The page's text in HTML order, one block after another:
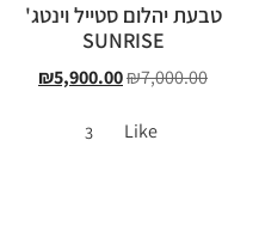
טבעת יהלום סטייל וינטג'
SUNRISE
₪7,000.00
₪5,900.00
Like
3